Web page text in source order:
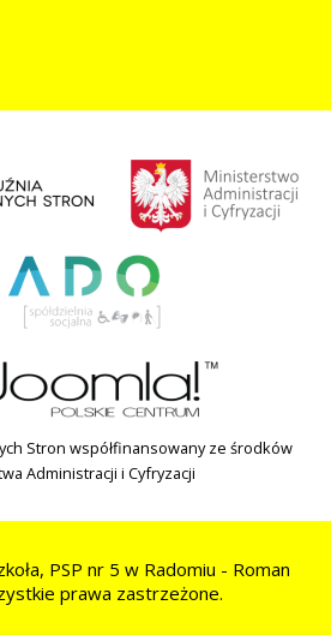
Stron współfinansowany ze środków
Administracji i Cyfryzacji
PSP nr 5 w Radomiu - Roman
prawa zastrzeżone.